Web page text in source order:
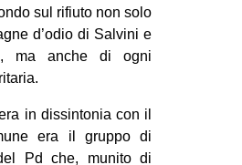
sul rifiuto non solo
d’odio di Salvini e
ma anche di ogni
in dissintonia con il
era il gruppo di
Pd che, munito di